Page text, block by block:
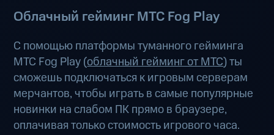
Облачный гейминг МТС Fog Play
С помощью платформы туманного гейминга
МТС Fog Play (облачный гейминг от МТС) ты
сможешь подключаться к игровым серверам
мерчантов, чтобы играть в самые популярные
новинки на слабом ПК прямо в браузере,
оплачивая только стоимость игрового часа.